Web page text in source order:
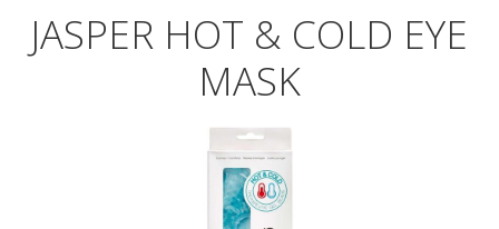
JASPER HOT & COLD EYE
MASK